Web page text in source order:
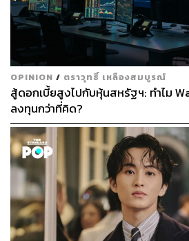
OPINION / ตราวุทธิ์ เหลืองสมบูรณ์
สู้ดอกเบี้ยสูงไปกับหุ้นสหรัฐฯ: ทำไม
ลงทุนกว่าที่คิด?